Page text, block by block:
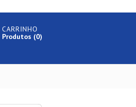
CARRINHO
Produtos (0)